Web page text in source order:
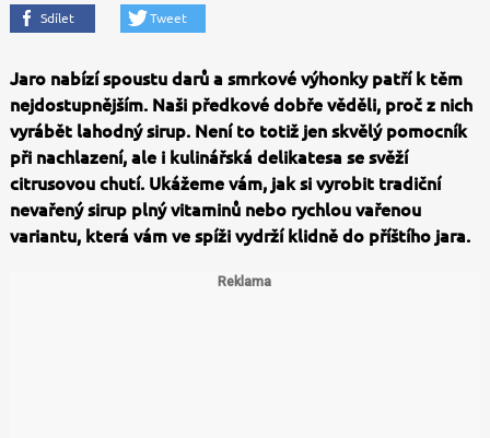
Sdílet Tweet
Jaro nabízí spoustu darů a smrkové výhonky patří k těm
nejdostupnějším. Naši předkové dobře věděli, proč z nich
vyrábět lahodný sirup. Není to totiž jen skvělý pomocník
při nachlazení, ale i kulinářská delikatesa se svěží
citrusovou chutí. Ukážeme vám, jak si vyrobit tradiční
nevařený sirup plný vitaminů nebo rychlou vařenou
variantu, která vám ve spíži vydrží klidně do příštího jara.